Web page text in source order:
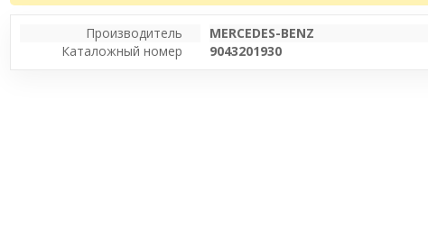
Производитель
MERCEDES-BENZ
Каталожный номер
9043201930